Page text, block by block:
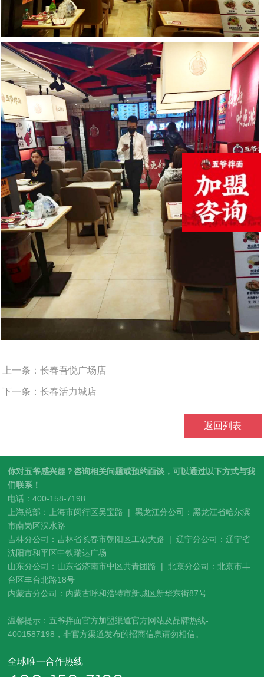
上一条：长春吾悦广场店
下一条：长春活力城店
返回列表
你对五爷感兴趣？咨询相关问题或预约面谈，可以通过以下方式与我
们联系！
电话：400-158-7198
上海总部：上海市闵行区吴宝路 | 黑龙江分公司：黑龙江省哈尔滨
市南岗区汉水路
吉林分公司：吉林省长春市朝阳区工农大路 | 辽宁分公司：辽宁省
沈阳市和平区中铁瑞达广场
山东分公司：山东省济南市中区共青团路 | 北京分公司：北京市丰
台区丰台北路18号
内蒙古分公司：内蒙古呼和浩特市新城区新华东街87号
温馨提示：五爷拌面官方加盟渠道官方网站及品牌热线-
4001587198，非官方渠道发布的招商信息请勿相信。
全球唯一合作热线